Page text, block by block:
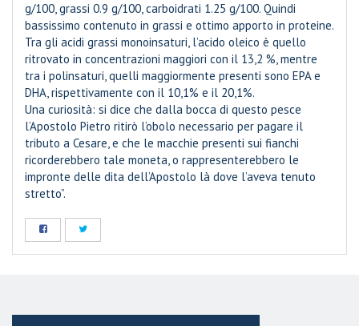
g/100, grassi 0.9 g/100, carboidrati 1.25 g/100. Quindi
bassissimo contenuto in grassi e ottimo apporto in proteine.
Tra gli acidi grassi monoinsaturi, l’acido oleico è quello
ritrovato in concentrazioni maggiori con il 13,2 %, mentre
tra i polinsaturi, quelli maggiormente presenti sono EPA e
DHA, rispettivamente con il 10,1% e il 20,1%.
Una curiosità: si dice che dalla bocca di questo pesce
l’Apostolo Pietro ritirò l’obolo necessario per pagare il
tributo a Cesare, e che le macchie presenti sui fianchi
ricorderebbero tale moneta, o rappresenterebbero le
impronte delle dita dell’Apostolo là dove l’aveva tenuto
stretto”.